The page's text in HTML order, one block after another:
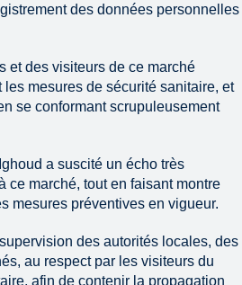
des données personnelles
et des visiteurs de ce marché
mesures de sécurité sanitaire, et
se conformant scrupuleusement
a suscité un écho très
ce marché, tout en faisant montre
mesures préventives en vigueur.
des autorités locales, des
au respect par les visiteurs du
afin de contenir la propagation